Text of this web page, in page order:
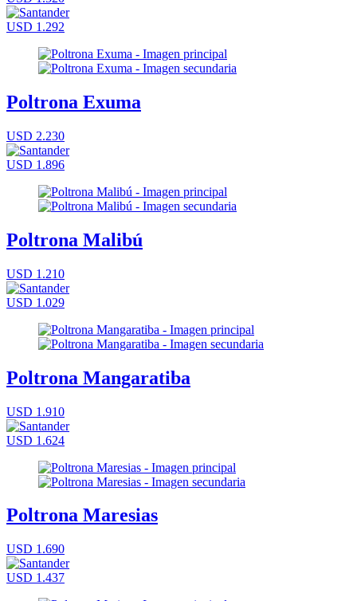
USD 1.292
Poltrona Exuma
USD 2.230
USD 1.896
Poltrona Malibú
USD 1.210
USD 1.029
Poltrona Mangaratiba
USD 1.910
USD 1.624
Poltrona Maresias
USD 1.690
USD 1.437